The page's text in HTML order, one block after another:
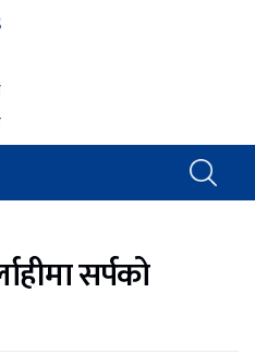
आवाज
सर्पको